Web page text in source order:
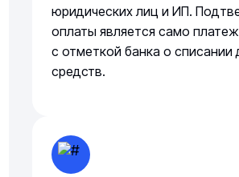
юридических лиц и ИП.
оплаты является само
с отметкой банка о
средств.